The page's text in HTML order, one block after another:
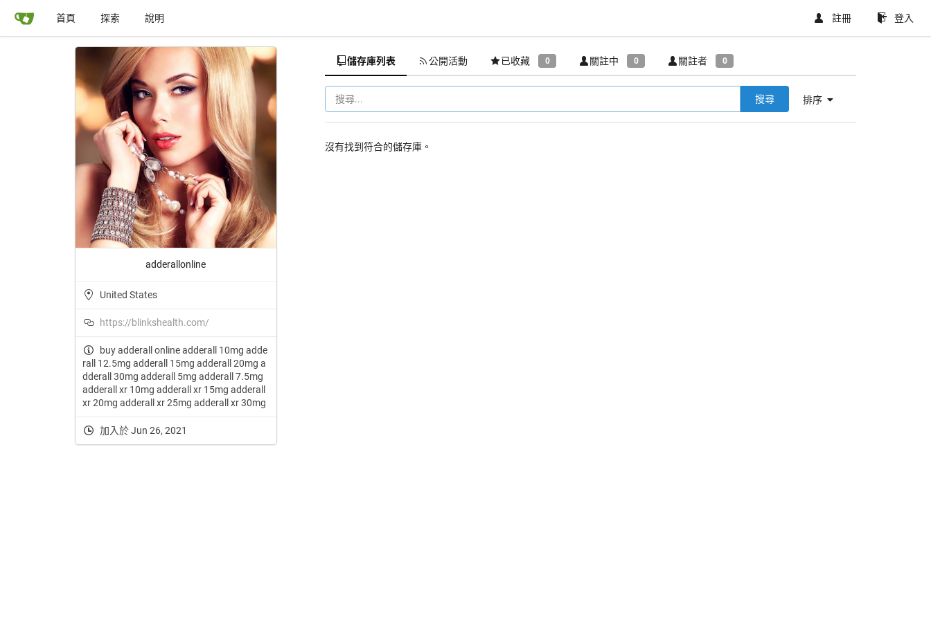
首頁 探索 說明 註冊 登入
adderallonline
United States
https://blinkshealth.com/
buy adderall online adderall 10mg adde
rall 12.5mg adderall 15mg adderall 20mg a
dderall 30mg adderall 5mg adderall 7.5mg
adderall xr 10mg adderall xr 15mg adderall
xr 20mg adderall xr 25mg adderall xr 30mg
加入於 Jun 26, 2021
儲存庫列表 公開活動 已收藏 0 關註中 0 關註者 0
排序
搜尋
沒有找到符合的儲存庫。